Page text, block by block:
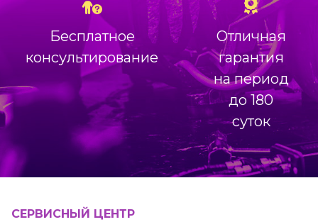
Бесплатное
консультирование
Отличная
гарантия
на период
до 180
суток
СЕРВИСНЫЙ ЦЕНТР